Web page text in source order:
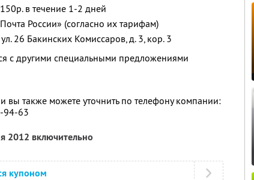
в течение 1-2 дней
России» (согласно их тарифам)
26 Бакинских Комиссаров, д. 3, кор. 3
с другими специальными предложениями
также можете уточнить по телефону компании:
94-63
2012 включительно
купоном